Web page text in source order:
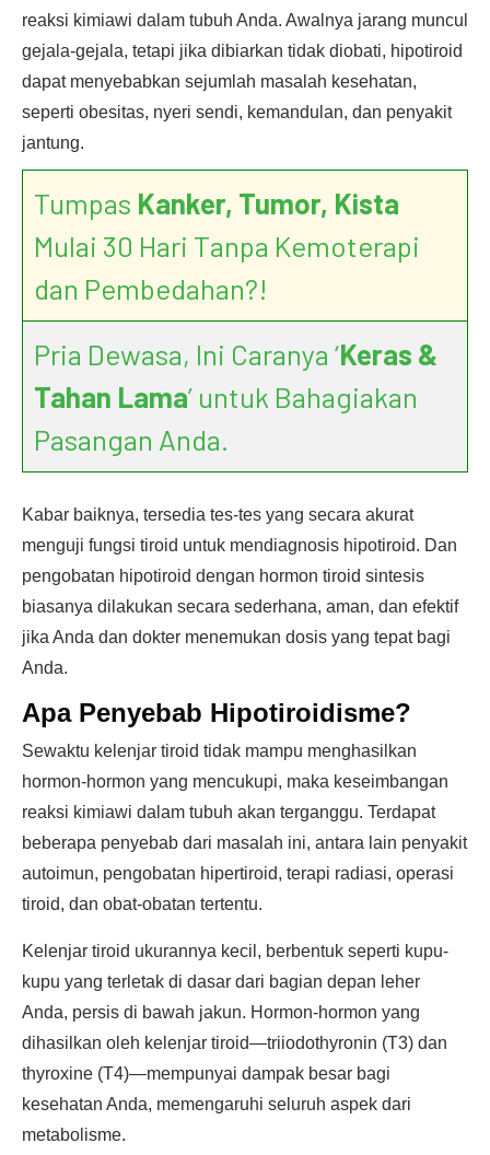
reaksi kimiawi dalam tubuh Anda. Awalnya jarang muncul
gejala-gejala, tetapi jika dibiarkan tidak diobati, hipotiroid
dapat menyebabkan sejumlah masalah kesehatan,
seperti obesitas, nyeri sendi, kemandulan, dan penyakit
jantung.
Tumpas Kanker, Tumor, Kista
Mulai 30 Hari Tanpa Kemoterapi
dan Pembedahan?!
Pria Dewasa, Ini Caranya ‘Keras &
Tahan Lama’ untuk Bahagiakan
Pasangan Anda.
Kabar baiknya, tersedia tes-tes yang secara akurat
menguji fungsi tiroid untuk mendiagnosis hipotiroid. Dan
pengobatan hipotiroid dengan hormon tiroid sintesis
biasanya dilakukan secara sederhana, aman, dan efektif
jika Anda dan dokter menemukan dosis yang tepat bagi
Anda.
Apa Penyebab Hipotiroidisme?
Sewaktu kelenjar tiroid tidak mampu menghasilkan
hormon-hormon yang mencukupi, maka keseimbangan
reaksi kimiawi dalam tubuh akan terganggu. Terdapat
beberapa penyebab dari masalah ini, antara lain penyakit
autoimun, pengobatan hipertiroid, terapi radiasi, operasi
tiroid, dan obat-obatan tertentu.
Kelenjar tiroid ukurannya kecil, berbentuk seperti kupu-
kupu yang terletak di dasar dari bagian depan leher
Anda, persis di bawah jakun. Hormon-hormon yang
dihasilkan oleh kelenjar tiroid—triiodothyronin (T3) dan
thyroxine (T4)—mempunyai dampak besar bagi
kesehatan Anda, memengaruhi seluruh aspek dari
metabolisme.